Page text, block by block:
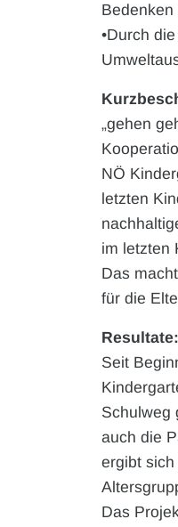
•Durch
„gehen
NÖ
letzten
im letzten
Das
für die
Resultate:
Seit
Schulweg
auch die
ergibt
Das